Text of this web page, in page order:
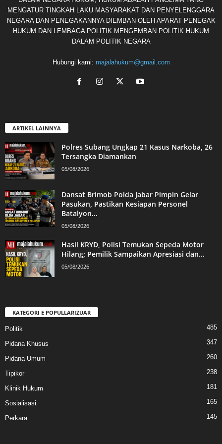
MENGATUR TINGKAH LAKU MASYARAKAT DAN PENYELENGGARA
NEGARA DAN PENEGAKANNYA DIEMBAN OLEH APARAT PENEGAK
HUKUM DAN LEMBAGA POLITIK MENGEMBAN POLITIK HUKUM
DALAM POLITIK NEGARA
Hubungi kami: majalahukum@gmail.com
ARTIKEL LAINNYA
Polres Subang Ungkap 21 Kasus Narkoba, 26
Tersangka Diamankan
05/08/2026
Dansat Brimob Polda Jabar Pimpin Gelar
Pasukan, Pastikan Kesiapan Personel
Batalyon...
05/08/2026
Hasil KRYD, Polisi Temukan Sepeda Motor
Hilang; Pemilik Sampaikan Apresiasi dan...
05/08/2026
KATEGORI E POPULLARIZUAR
Politik 485
Pidana Khusus 347
Pidana Umum 260
Tipikor 238
Klinik Hukum 181
Sosialisasi 165
Perkara 145